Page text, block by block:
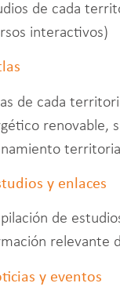
de cada
interactivos)
de cada
renovable,
y enlaces
de
relevante
y eventos